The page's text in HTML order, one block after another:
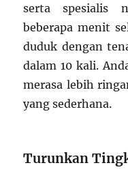
serta spesialis
beberapa menit
duduk dengan
dalam 10 kali.
merasa lebih
yang sederhana.
Turunkan